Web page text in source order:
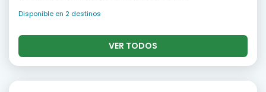
Disponible en 2 destinos
VER TODOS